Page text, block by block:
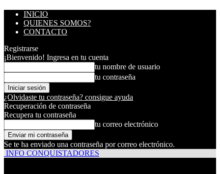
INICIO
QUIENES SOMOS?
CONTACTO
Registrarse
¡Bienvenido! Ingresa en tu cuenta
tu nombre de usuario
tu contraseña
¿Olvidaste tu contraseña? consigue ayuda
Recuperación de contraseña
Recupera tu contraseña
tu correo electrónico
Se te ha enviado una contraseña por correo electrónico.
INFO CONQUISTADORES